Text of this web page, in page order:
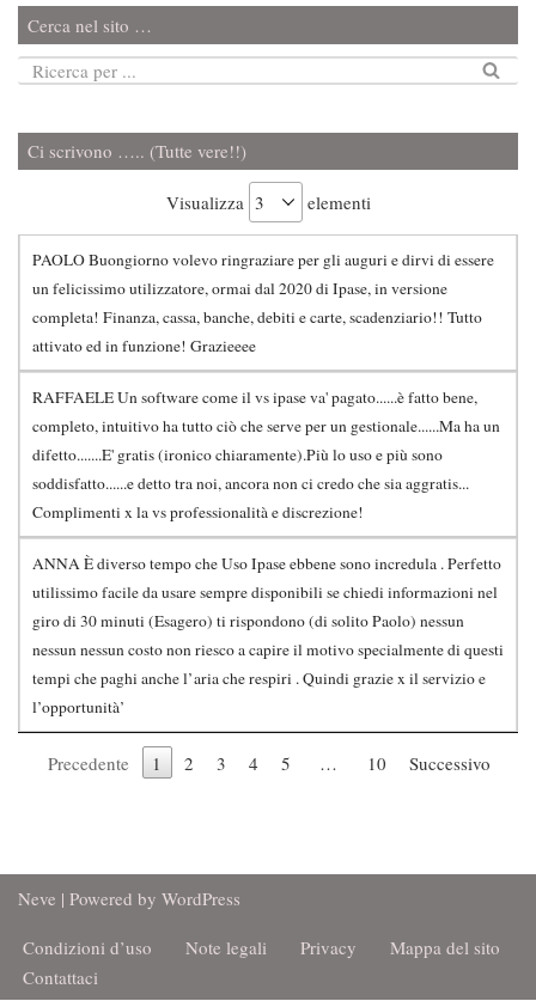
Cerca nel sito …
Ci scrivono ….. (Tutte vere!!)
Visualizza elementi
PAOLO Buongiorno volevo ringraziare per gli auguri e dirvi di essere
un felicissimo utilizzatore, ormai dal 2020 di Ipase, in versione
completa! Finanza, cassa, banche, debiti e carte, scadenziario!! Tutto
attivato ed in funzione! Grazieeee
RAFFAELE Un software come il vs ipase va' pagato......è fatto bene,
completo, intuitivo ha tutto ciò che serve per un gestionale......Ma ha un
difetto.......E' gratis (ironico chiaramente).Più lo uso e più sono
soddisfatto......e detto tra noi, ancora non ci credo che sia aggratis...
Complimenti x la vs professionalità e discrezione!
ANNA È diverso tempo che Uso Ipase ebbene sono incredula . Perfetto
utilissimo facile da usare sempre disponibili se chiedi informazioni nel
giro di 30 minuti (Esagero) ti rispondono (di solito Paolo) nessun
nessun nessun costo non riesco a capire il motivo specialmente di questi
tempi che paghi anche l’aria che respiri . Quindi grazie x il servizio e
l’opportunità’
Precedente 1 2 3 4 5 … 10 Successivo
Neve | Powered by WordPress
Condizioni d’uso Note legali Privacy
Mappa del sito
Contattaci